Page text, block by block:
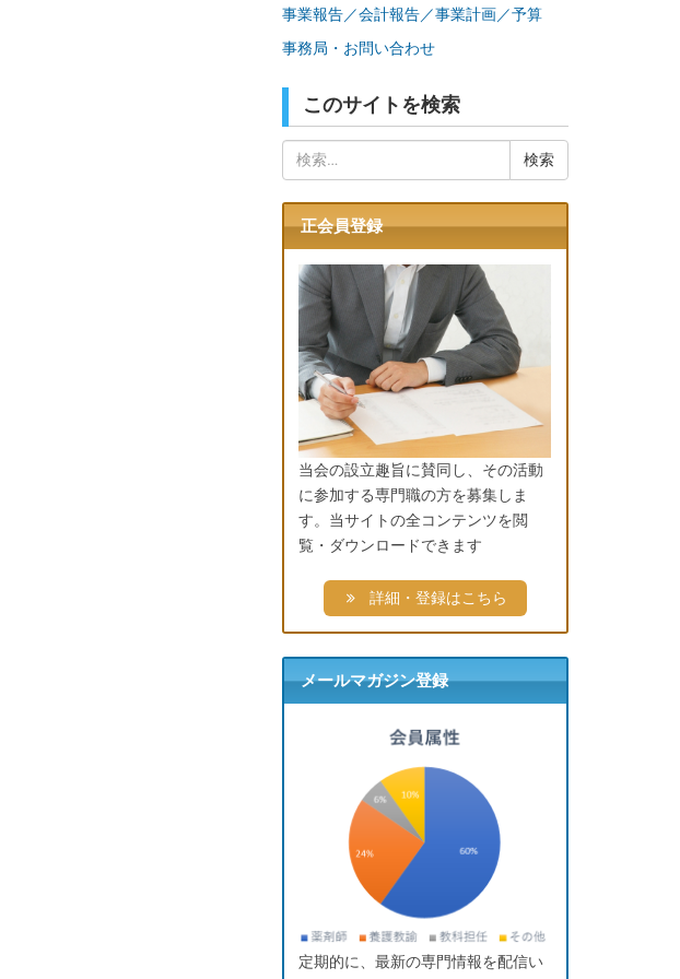
事業報告／会計報告／事業計画／予算
事務局・お問い合わせ
このサイトを検索
索:
正会員登録
当会の設立趣旨に賛同し、その活動
に参加する専門職の方を募集しま
す。当サイトの全コンテンツを閲
覧・ダウンロードできます
詳細・登録はこちら
メールマガジン登録
定期的に、最新の専門情報を配信い